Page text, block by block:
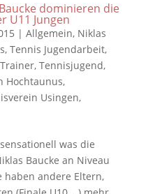
dominieren die
U11 Jungen
| Allgemein, Niklas
, Tennis Jugendarbeit,
, Tennisjugend,
Hochtaunus,
Usingen,
was die
Baucke an Niveau
haben andere Eltern,